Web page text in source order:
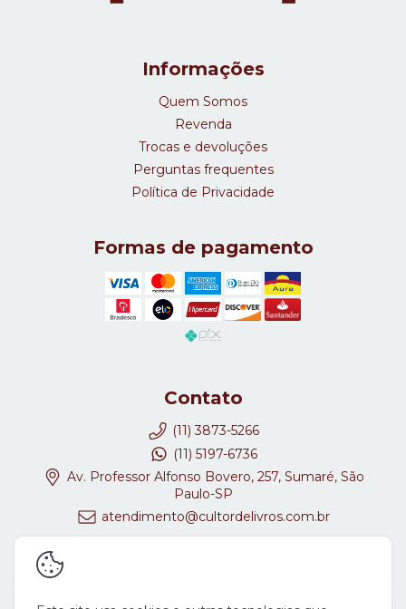
Informações
Quem Somos
Revenda
Trocas e devoluções
Perguntas frequentes
Política de Privacidade
Formas de pagamento
Contato
(11) 3873-5266
(11) 5197-6736
Av. Professor Alfonso Bovero, 257, Sumaré, São
Paulo-SP
atendimento@cultordelivros.com.br